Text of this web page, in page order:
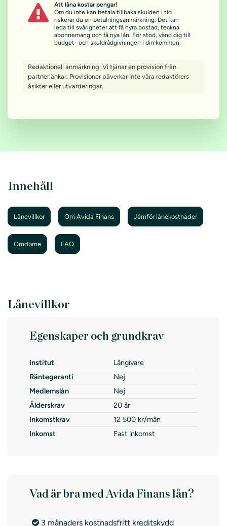
Att låna kostar pengar!
Om du inte kan betala tillbaka skulden i tid
riskerar du en betalningsanmärkning. Det kan
leda till svårigheter att få hyra bostad, teckna
abonnemang och få nya lån. För stöd, vänd dig till
budget- och skuldrådgivningen i din kommun.
Redaktionell anmärkning: Vi tjänar en provision från
partnerlänkar. Provisioner påverkar inte våra redaktörers
åsikter eller utvärderingar.
Innehåll
Lånevillkor Om Avida Finans Jämför lånekostnader
Omdöme FAQ
Lånevillkor
Egenskaper och grundkrav
Institut
Långivare
Räntegaranti
Nej
Medlemslån
Nej
Ålderskrav
20 år
Inkomstkrav
12 500 kr/mån
Inkomst
Fast inkomst
Vad är bra med Avida Finans lån?
3 månaders kostnadsfritt kreditskydd